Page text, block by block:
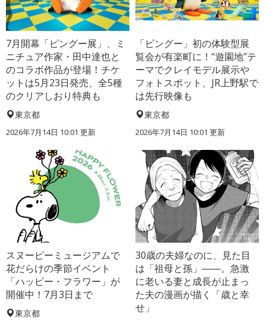
7月開幕「ピングー展」、ミ
ニチュア作家・田中達也と
のコラボ作品が登場！チケ
ットは5月23日発売、全5種
のクリアしおり特典も
東京都
2026年7月14日 10:01 更新
「ピングー」初の体験型展
覧会が有楽町に！“遊園地”テ
ーマでクレイモデル展示や
フォトスポット、JR上野駅で
は先行映像も
東京都
2026年7月14日 10:01 更新
スヌーピーミュージアムで
花だらけの季節イベント
「ハッピー・フラワー」が
開催中！7月3日まで
東京都
30歳の夫婦なのに、見た目
は「祖母と孫」――。急激
に老いる妻と成長が止まっ
た夫の漫画が描く「歳と幸
せ」